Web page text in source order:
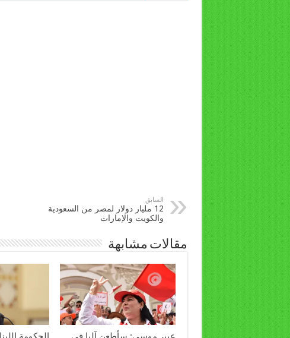
السابق
12 مليار دولار لمصر من السعودية
والكويت والإمارات
مقالات مشابهة